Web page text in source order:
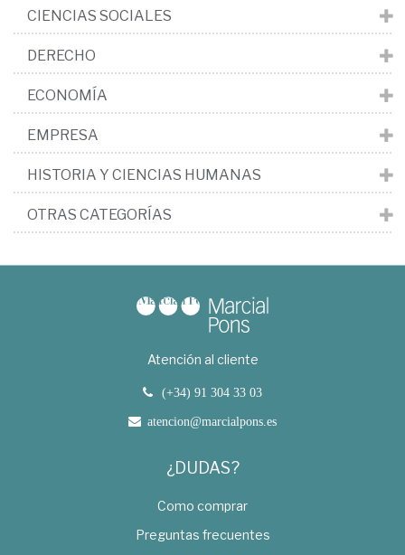
CIENCIAS SOCIALES
DERECHO
ECONOMÍA
EMPRESA
HISTORIA Y CIENCIAS HUMANAS
OTRAS CATEGORÍAS
Atención al cliente
(+34) 91 304 33 03
atencion@marcialpons.es
¿DUDAS?
Como comprar
Preguntas frecuentes